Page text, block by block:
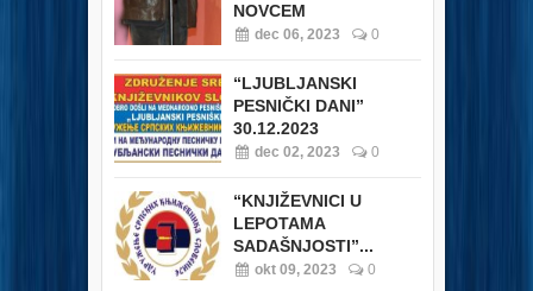
NOVCEM
dec 06, 2023 0
“LJUBLJANSKI
PESNIČKI DANI”
30.12.2023
dec 02, 2023 0
“KNJIŽEVNICI U
LEPOTAMA
SADAŠNJOSTI”...
okt 09, 2023 0